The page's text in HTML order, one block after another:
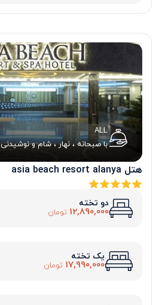
ALL
با صبحانه ، نهار ، شام و نوشیدنی
هتل asia beach resort alanya
دو تخته
12,890,000 تومان
یک تخته
17,990,000 تومان